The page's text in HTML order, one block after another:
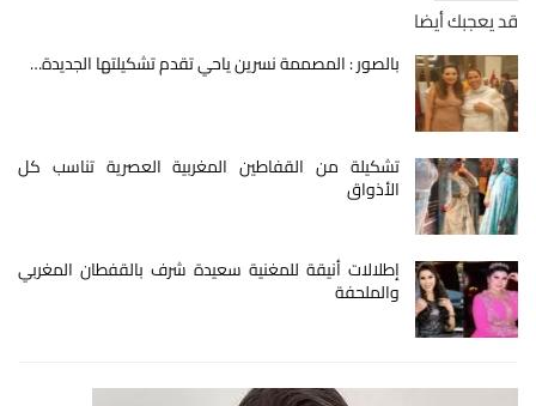
قد يعجبك أيضا
بالصور : المصممة نسرين ياحي تقدم تشكيلتها الجديدة…
تشكيلة من القفاطين المغربية العصرية تناسب كل
الأذواق
إطلالات أنيقة للمغنية سعيدة شرف بالقفطان المغربي
والملحفة